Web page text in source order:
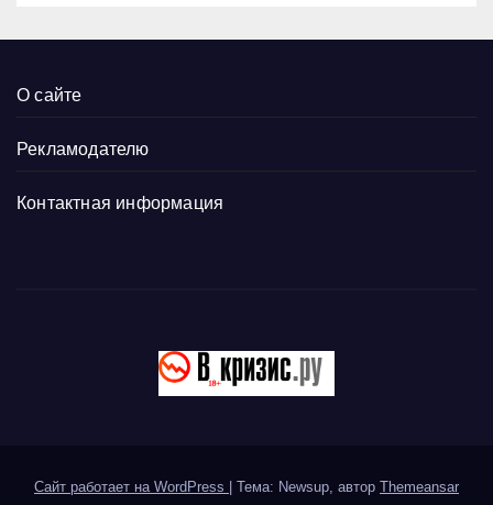
О сайте
Рекламодателю
Контактная информация
Сайт работает на WordPress Тема: Newsup, автор Themeansar